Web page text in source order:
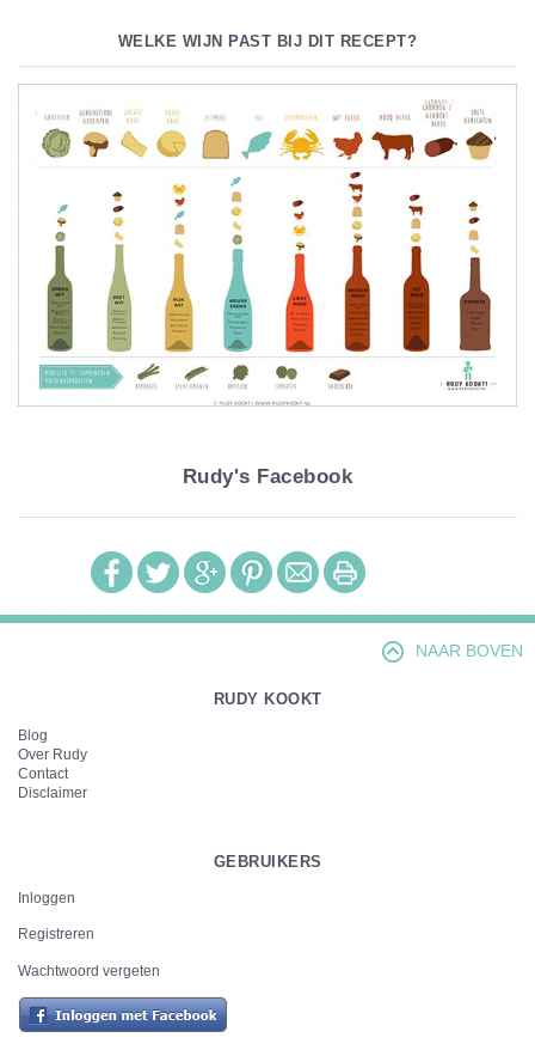
WELKE WIJN PAST BIJ DIT RECEPT?
Rudy's Facebook
NAAR BOVEN
RUDY KOOKT
Blog
Over Rudy
Contact
Disclaimer
GEBRUIKERS
Inloggen
Registreren
Wachtwoord vergeten